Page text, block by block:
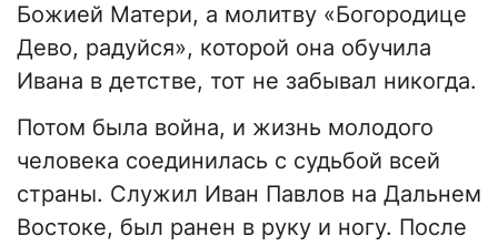
Божией Матери, а молитву «Богородице
Дево, радуйся», которой она обучила
Ивана в детстве, тот не забывал никогда.
Потом была война, и жизнь молодого
человека соединилась с судьбой всей
страны. Служил Иван Павлов на Дальнем
Востоке, был ранен в руку и ногу. После